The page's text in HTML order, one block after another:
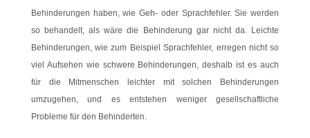
Behinderungen haben, wie Geh- oder Sprachfehler. Sie werden
so behandelt, als wäre die Behinderung gar nicht da. Leichte
Behinderungen, wie zum Beispiel Sprachfehler, erregen nicht so
viel Aufsehen wie schwere Behinderungen, deshalb ist es auch
für die Mitmenschen leichter mit solchen Behinderungen
umzugehen, und es entstehen weniger gesellschaftliche
Probleme für den Behinderten.